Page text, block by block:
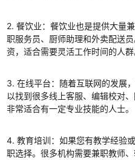
2. 餐饮业：餐饮业也是提供大量
职服务员、厨师助理和外卖配送
资，适合需要灵活工作时间的人群
3. 在线平台：随着互联网的发展
以找到很多线上客服、编辑校对
非常适合有一定专业技能的人士。
4. 教育培训：如果您有教学经验
职选择。很多机构需要兼职教师